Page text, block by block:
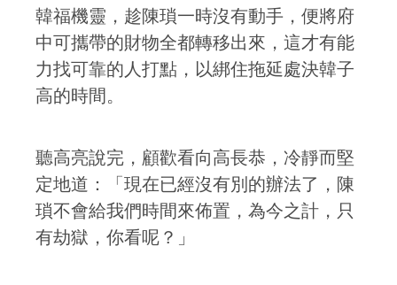
韓福機靈，趁陳瑣一時沒有動手，便將府
中可攜帶的財物全都轉移出來，這才有能
力找可靠的人打點，以綁住拖延處決韓子
高的時間。
聽高亮說完，顧歡看向高長恭，冷靜而堅
定地道：「現在已經沒有別的辦法了，陳
瑣不會給我們時間來佈置，為今之計，只
有劫獄，你看呢？」